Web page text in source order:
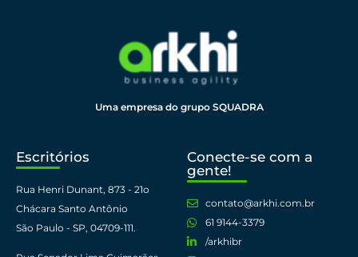
Uma empresa do grupo SQUADRA
Escritórios
Rua Henri Dunant, 873 - 21o
Chácara Santo Antônio
São Paulo - SP, 04709-111. ​
Conecte-se com a
gente!
contato@arkhi.com.br
61 9144-3379​
/arkhibr